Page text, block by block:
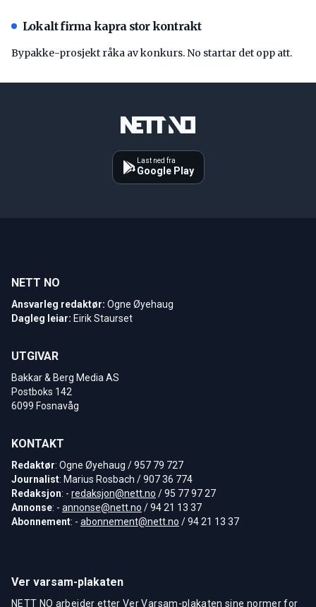
Lokalt firma kapra stor kontrakt
Bypakke-prosjekt råka av konkurs. No startar det opp att.
Last ned fra
Google Play
NETT NO
Ansvarleg redaktør: Ogne Øyehaug
Dagleg leiar: Eirik Staurset
UTGIVAR
Bakkar & Berg Media AS
Postboks 142
6099 Fosnavåg
KONTAKT
Redaktør: Ogne Øyehaug / 957 79 727
Journalist: Marius Rosbach / 907 36 774
Redaksjon: - redaksjon@nett.no / 95 77 97 27
Annonse: - annonse@nett.no / 94 21 13 37
Abonnement: - abonnement@nett.no / 94 21 13 37
Ver varsam-plakaten
NETT NO arbeider etter Ver Varsam-plakaten sine normer for